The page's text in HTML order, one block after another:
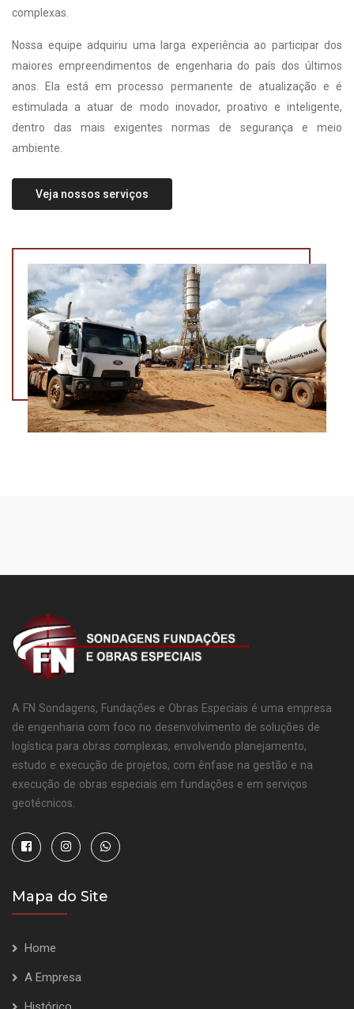
complexas.
Nossa equipe adquiriu uma larga experiência ao participar dos
maiores empreendimentos de engenharia do país dos últimos
anos. Ela está em processo permanente de atualização e é
estimulada a atuar de modo inovador, proativo e inteligente,
dentro das mais exigentes normas de segurança e meio
ambiente.
Veja nossos serviços
A FN Sondagens, Fundações e Obras Especiais é uma empresa
de engenharia com foco no desenvolvimento de soluções de
logística para obras complexas, envolvendo planejamento,
estudo e execução de projetos, com ênfase na gestão e na
execução de obras especiais em fundações e em serviços
geotécnicos.
Mapa do Site
Home
A Empresa